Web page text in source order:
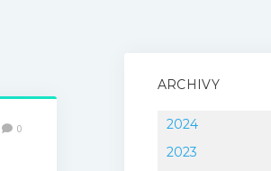
0
ARCHIVY
2024
2023